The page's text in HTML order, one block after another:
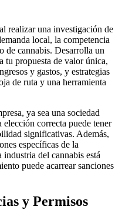
realizar una investigación de
local, la competencia
de cannabis. Desarrolla un
tu propuesta de valor única,
y gastos, y estrategias
de ruta y una herramienta
ya sea una sociedad
correcta puede tener
significativas. Además,
específicas de la
del cannabis está
puede acarrear sanciones
y Permisos